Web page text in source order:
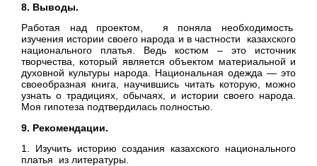
8. Выводы.
Работая над проектом, я поняла необходимость
изучения истории своего народа и в частности казахского
национального платья. Ведь костюм – это источник
творчества, который является объектом материальной и
духовной культуры народа. Национальная одежда — это
своеобразная книга, научившись читать которую, можно
узнать о традициях, обычаях, и истории своего народа.
Моя гипотеза подтвердилась полностью.
9. Рекомендации.
1. Изучить историю создания казахского национального
платья из литературы.